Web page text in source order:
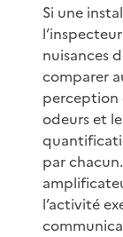
Si une
nuisances
comparer
perception
odeurs et
par
l’activité